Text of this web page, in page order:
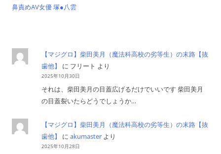
鼻責めAV女優 塚●八雲
【マジグロ】柴田美月（魔法科高校の劣等生）の末路【抜
歯他】
に フリート より
2025年10月30日
それは、柴田美月の目蓋広げるだけでいいです 柴田美月
の目蓋裂いたらどうでしょうか…
【マジグロ】柴田美月（魔法科高校の劣等生）の末路【抜
歯他】
に akumaster より
2025年10月28日